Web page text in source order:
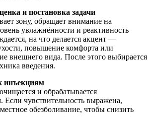
и постановка задачи
зону, обращает внимание на
увлажнённости и реактивность
на что делается акцент —
повышение комфорта или
внешнего вида. После этого выбирается
введения.
инъекциям
и обрабатывается
Если чувствительность выражена,
обезболивание, чтобы снизить